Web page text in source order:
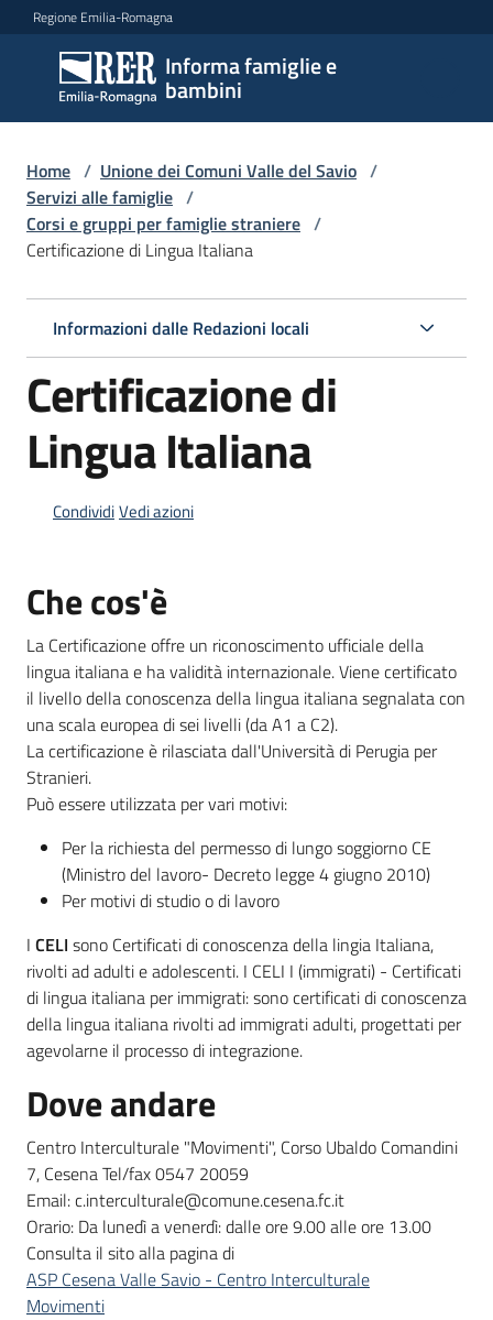
Vai al contenuto
Vai alla navigazione
Vai al footer
Regione Emilia-Romagna
Informa famiglie e
bambini
Informa
famiglie
e
bambini
Argomenti
Servizi
Centri
per
le
famiglie
locali
Newsletter
Home / Unione dei Comuni Valle del Savio /
Servizi alle famiglie /
Corsi e gruppi per famiglie straniere /
Certificazione di Lingua Italiana
Informazioni dalle Redazioni locali
Certificazione di
Lingua Italiana
CondividiVedi azioni
Che cos'è
La Certificazione offre un riconoscimento ufficiale della
lingua italiana e ha validità internazionale. Viene certificato
il livello della conoscenza della lingua italiana segnalata con
una scala europea di sei livelli (da A1 a C2).
La certificazione è rilasciata dall'Università di Perugia per
Stranieri.
Può essere utilizzata per vari motivi:
Per la richiesta del permesso di lungo soggiorno CE
(Ministro del lavoro- Decreto legge 4 giugno 2010)
Per motivi di studio o di lavoro
I CELI sono Certificati di conoscenza della lingia Italiana,
rivolti ad adulti e adolescenti. I CELI I (immigrati) - Certificati
di lingua italiana per immigrati: sono certificati di conoscenza
della lingua italiana rivolti ad immigrati adulti, progettati per
agevolarne il processo di integrazione.
Dove andare
Centro Interculturale "Movimenti", Corso Ubaldo Comandini
7, Cesena Tel/fax 0547 20059
Email: c.interculturale@comune.cesena.fc.it
Orario: Da lunedì a venerdì: dalle ore 9.00 alle ore 13.00
Consulta il sito alla pagina di
ASP Cesena Valle Savio - Centro Interculturale
Movimenti